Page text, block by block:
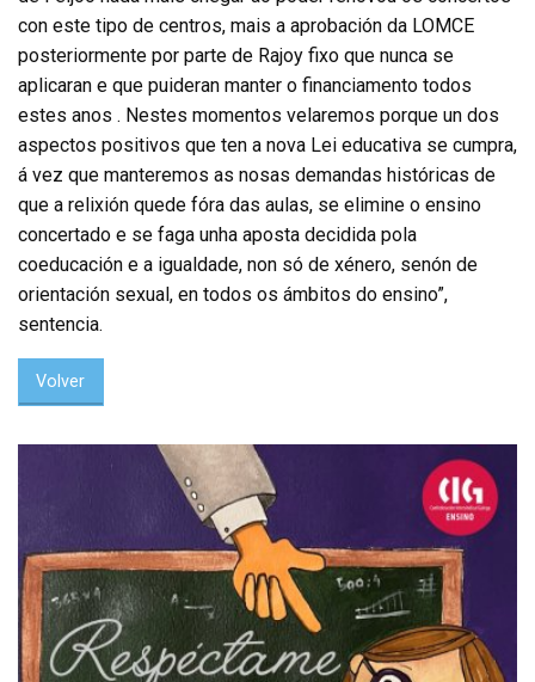
con este tipo de centros, mais a aprobación da LOMCE
posteriormente por parte de Rajoy fixo que nunca se
aplicaran e que puideran manter o financiamento todos
estes anos . Nestes momentos velaremos porque un dos
aspectos positivos que ten a nova Lei educativa se cumpra,
á vez que manteremos as nosas demandas históricas de
que a relixión quede fóra das aulas, se elimine o ensino
concertado e se faga unha aposta decidida pola
coeducación e a igualdade, non só de xénero, senón de
orientación sexual, en todos os ámbitos do ensino”,
sentencia.
Volver